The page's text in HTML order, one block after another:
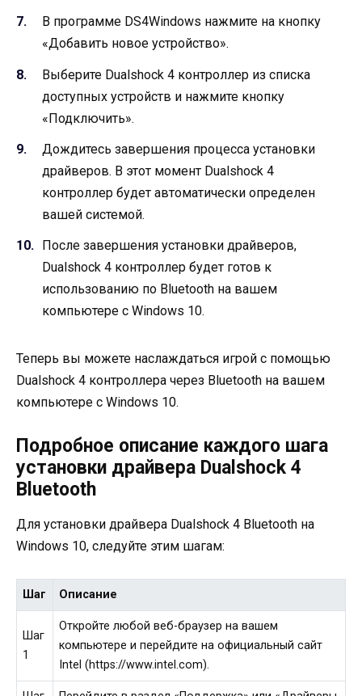
В программе DS4Windows нажмите на кнопку
«Добавить новое устройство».
Выберите Dualshock 4 контроллер из списка
доступных устройств и нажмите кнопку
«Подключить».
Дождитесь завершения процесса установки
драйверов. В этот момент Dualshock 4
контроллер будет автоматически определен
вашей системой.
После завершения установки драйверов,
Dualshock 4 контроллер будет готов к
использованию по Bluetooth на вашем
компьютере с Windows 10.
Теперь вы можете наслаждаться игрой с помощью
Dualshock 4 контроллера через Bluetooth на вашем
компьютере с Windows 10.
Подробное описание каждого шага
установки драйвера Dualshock 4
Bluetooth
Для установки драйвера Dualshock 4 Bluetooth на
Windows 10, следуйте этим шагам:
Шаг Описание
Шаг
1
Откройте любой веб-браузер на вашем
компьютере и перейдите на официальный сайт
Intel (https://www.intel.com).